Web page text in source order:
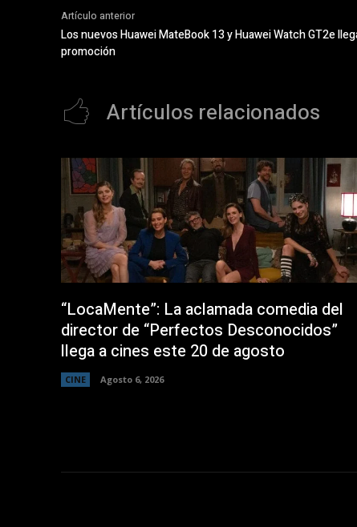
Artículo anterior
Los nuevos Huawei MateBook 13 y Huawei Watch GT2e
promoción
Artículos relacionados
“LocaMente”: La aclamada comedia del
director de “Perfectos Desconocidos”
llega a cines este 20 de agosto
CINE Agosto 6, 2026